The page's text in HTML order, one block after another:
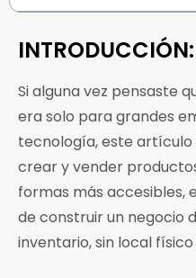
INTRODUCCIÓN:
Si alguna vez pensaste
era solo para grandes
tecnología, este artículo
crear y vender
formas más accesibles,
de construir un negocio
inventario, sin local físico